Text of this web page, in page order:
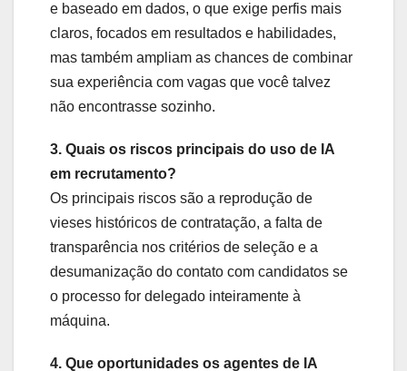
e baseado em dados, o que exige perfis mais
claros, focados em resultados e habilidades,
mas também ampliam as chances de combinar
sua experiência com vagas que você talvez
não encontrasse sozinho.
3. Quais os riscos principais do uso de IA
em recrutamento?
Os principais riscos são a reprodução de
vieses históricos de contratação, a falta de
transparência nos critérios de seleção e a
desumanização do contato com candidatos se
o processo for delegado inteiramente à
máquina.
4. Que oportunidades os agentes de IA